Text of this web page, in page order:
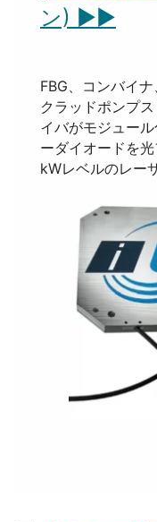
ン) ▶▶
FBG、コンバイ
クラッドポンプ
イバがモジュー
ーダイオードを
kWレベルのレー